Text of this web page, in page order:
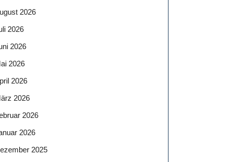
2026
2026
2026
2026
2026
2026
2026
2026
2025